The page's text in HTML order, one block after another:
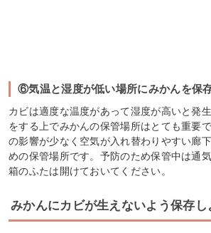
⑥気温と湿度が低い場所にみかんを保
カビは適度な温度があって湿度が高いと発
をする上でみかんの保管場所はとても重要
の影響が少なく空気が入れ替わりやすい廊
めの保管場所です。予防のため保管中は通
箱のふたは開けておいてください。
みかんにカビが生えないよう保存し